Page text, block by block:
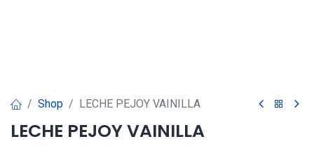
Shop LECHE PEJOY VAINILLA
LECHE PEJOY VAINILLA